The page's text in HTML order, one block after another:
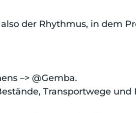
der Rhythmus, in dem
–> @Gemba.
Transportwege